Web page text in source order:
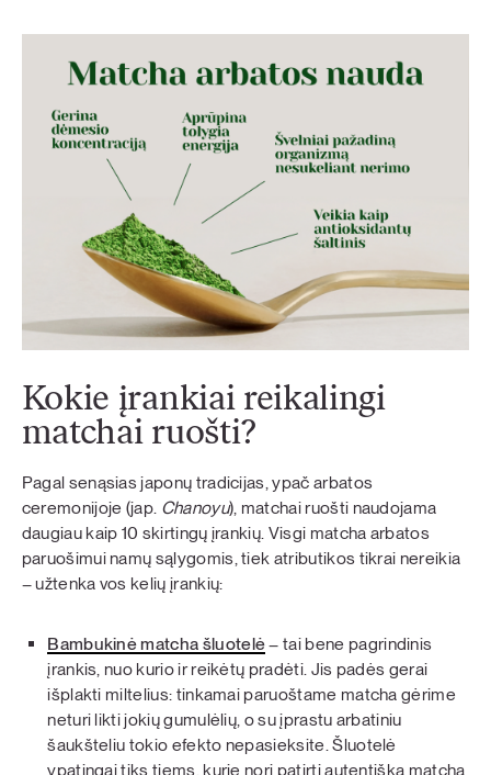
Kokie įrankiai reikalingi
matchai ruošti?
Pagal senąsias japonų tradicijas, ypač arbatos
ceremonijoje (jap. Chanoyu), matchai ruošti naudojama
daugiau kaip 10 skirtingų įrankių. Visgi matcha arbatos
paruošimui namų sąlygomis, tiek atributikos tikrai nereikia
– užtenka vos kelių įrankių:
Bambukinė matcha šluotelė– tai bene pagrindinis
įrankis, nuo kurio ir reikėtų pradėti. Jis padės gerai
išplakti miltelius: tinkamai paruoštame matcha gėrime
neturi likti jokių gumulėlių, o su įprastu arbatiniu
šaukšteliu tokio efekto nepasieksite. Šluotelė
ypatingai tiks tiems, kurie nori patirti autentišką matcha